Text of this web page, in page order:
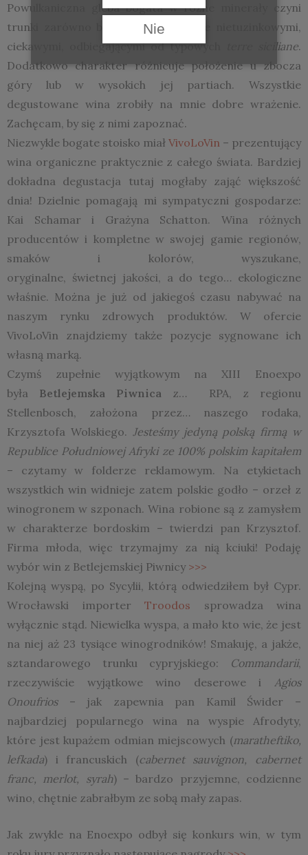
Powulkaniczna gleba bogata w różne minerały czyni
trunki zarówno białe, jak i czerwone nietuzinkowymi,
ciekawymi, odbiegającymi od typowych
terre siciliane.
Dodatkowo charakter różnicuje położenie u zbocza
góry lub w wysokich jej partiach. Wszystkie
degustowane wina zrobiły na mnie dobre wrażenie.
Zachęcam, by się z nimi zapoznać.
Niezwykle bogate stoisko miał VivoLoVin – prezentujący
wina organiczne praktycznie z całego świata. Bardziej
dokładna degustacja tutaj mogłaby zająć większość
dnia! Dzielnie pomagają mi sympatyczni gospodarze:
Kai Schamar i Grażyna Schatton. Wina różnych
producentów i kompletne w swojej gamie regionów,
smaków i kolorów, wyszukane,
oryginalne, świetnej jakości, a do tego… ekologiczne
właśnie. Można je już od jakiegoś czasu nabywać na
naszym rynku zdrowych produktów. W ofercie
VivoLoVin znajdziemy także pozycje sygnowane ich
własną marką.
Czymś zupełnie wyjątkowym na XIII Enoexpo
była Betlejemska Piwnica z… RPA, z regionu
Stellenbosch, założona przez… naszego rodaka,
Krzysztofa Wolskiego. Jesteśmy jedyną polską firmą w
Republice Południowej Afryki ze 100% polskim kapitałem
– czytamy w folderze reklamowym. Na etykietach
wszystkich win widnieje zatem polskie godło – orzeł z
winogronem w szponach. Wina robione są z zamysłem
w charakterze bordoskim – twierdzi pan Krzysztof.
Firma młoda, więc trzymajmy za nią kciuki! Podaję
wybór win z Betlejemskiej Piwnicy >>>
Kolejną wyspą, po Sycylii, którą odwiedziłem był Cypr.
Wrocławski importer Troodos sprowadza wina
wyłącznie stąd. Niewielka wyspa, a mało kto wie, że jest
na niej aż 23 tysiące winogrodników! Smakuję, a jakże,
sztandarowego trunku cypryjskiego: Commandarii,
rzeczywiście wyjątkowe wino deserowe i Agios
Onoufrios – jak zapewnia pan Kamil Świder –
najbardziej popularnego wina na wyspie Afrodyty,
które jest kupażem odmian miejscowych (maratheftiko,
lefkada) i francuskich (cabernet sauvignon, cabernet
franc, merlot, syrah) – bardzo przyjemne, codzienne
wino, chętnie zabrałbym ze sobą mały zapas.
Jak zwykle na Enoexpo odbył się konkurs win, w tym
Nie